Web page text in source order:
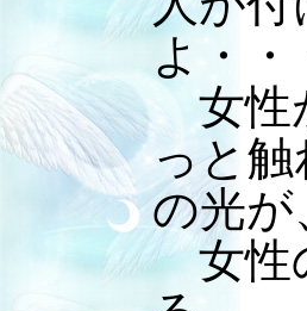
よ・・
女性
っと
の光
女性